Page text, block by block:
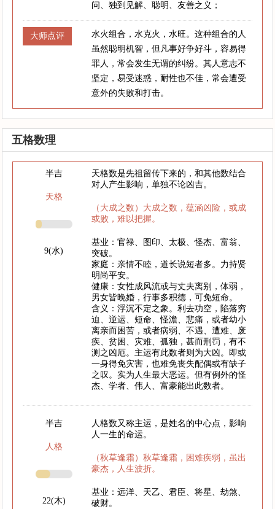
问、独到见解、聪明、友善之义；
大师点评
水火组合，水克火，水旺。这种组合的人
虽然聪明机智，但凡事好争好斗，容易得
罪人，常会发生无谓的纠纷。其人意志不
坚定，易受迷惑，耐性也不佳，常会遭受
意外的失败和打击。
五格数理
半吉
天格
9(水)
天格数是先祖留传下来的，和其他数结合
对人产生影响，单独不论凶吉。
（大成之数）大成之数，蕴涵凶险，或成
或败，难以把握。
基业：官禄、图印、太极、怪杰、富翁、
突破。
家庭：亲情不睦，道长说短者多。力持贤
明尚平安。
健康：女性成风流或与丈夫离别，体弱，
男女皆晚婚，行事多积德，可免短命。
含义：浮沉不定之象。利去功空，陷落穷
迫、逆运、短命、怪澹、悲痛，或者幼小
离亲而困苦，或者病弱、不遇、遭难、废
疾、贫困、灾难、孤独，甚而刑罚，有不
测之凶厄。主运有此数者则为大凶。即或
一身得免灾害，也难免丧失配偶或有缺子
之叹。实为人生最大恶运。但有例外的怪
杰、学者、伟人、富豪能出此数者。
半吉
人格
22(木)
人格数又称主运，是姓名的中心点，影响
人一生的命运。
（秋草逢霜）秋草逢霜，困难疾弱，虽出
豪杰，人生波折。
基业：远洋、天乙、君臣、将星、劫煞、
破财。